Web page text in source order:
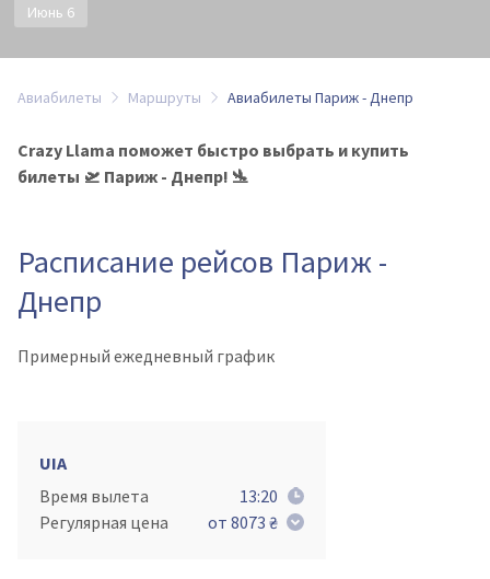
Июнь 6
Авиабилеты Маршруты Авиабилеты Париж - Днепр
Crazy Llama поможет быстро выбрать и купить
билеты 🛫 Париж - Днепр! 🛬
Расписание рейсов Париж -
Днепр
Примерный ежедневный график
UIA
Время вылета
13:20
Регулярная цена
от 8073 ₴